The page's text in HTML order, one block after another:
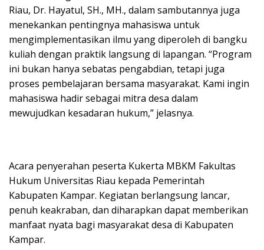
Riau, Dr. Hayatul, SH., MH., dalam sambutannya juga
menekankan pentingnya mahasiswa untuk
mengimplementasikan ilmu yang diperoleh di bangku
kuliah dengan praktik langsung di lapangan. “Program
ini bukan hanya sebatas pengabdian, tetapi juga
proses pembelajaran bersama masyarakat. Kami ingin
mahasiswa hadir sebagai mitra desa dalam
mewujudkan kesadaran hukum,” jelasnya.
Acara penyerahan peserta Kukerta MBKM Fakultas
Hukum Universitas Riau kepada Pemerintah
Kabupaten Kampar. Kegiatan berlangsung lancar,
penuh keakraban, dan diharapkan dapat memberikan
manfaat nyata bagi masyarakat desa di Kabupaten
Kampar.